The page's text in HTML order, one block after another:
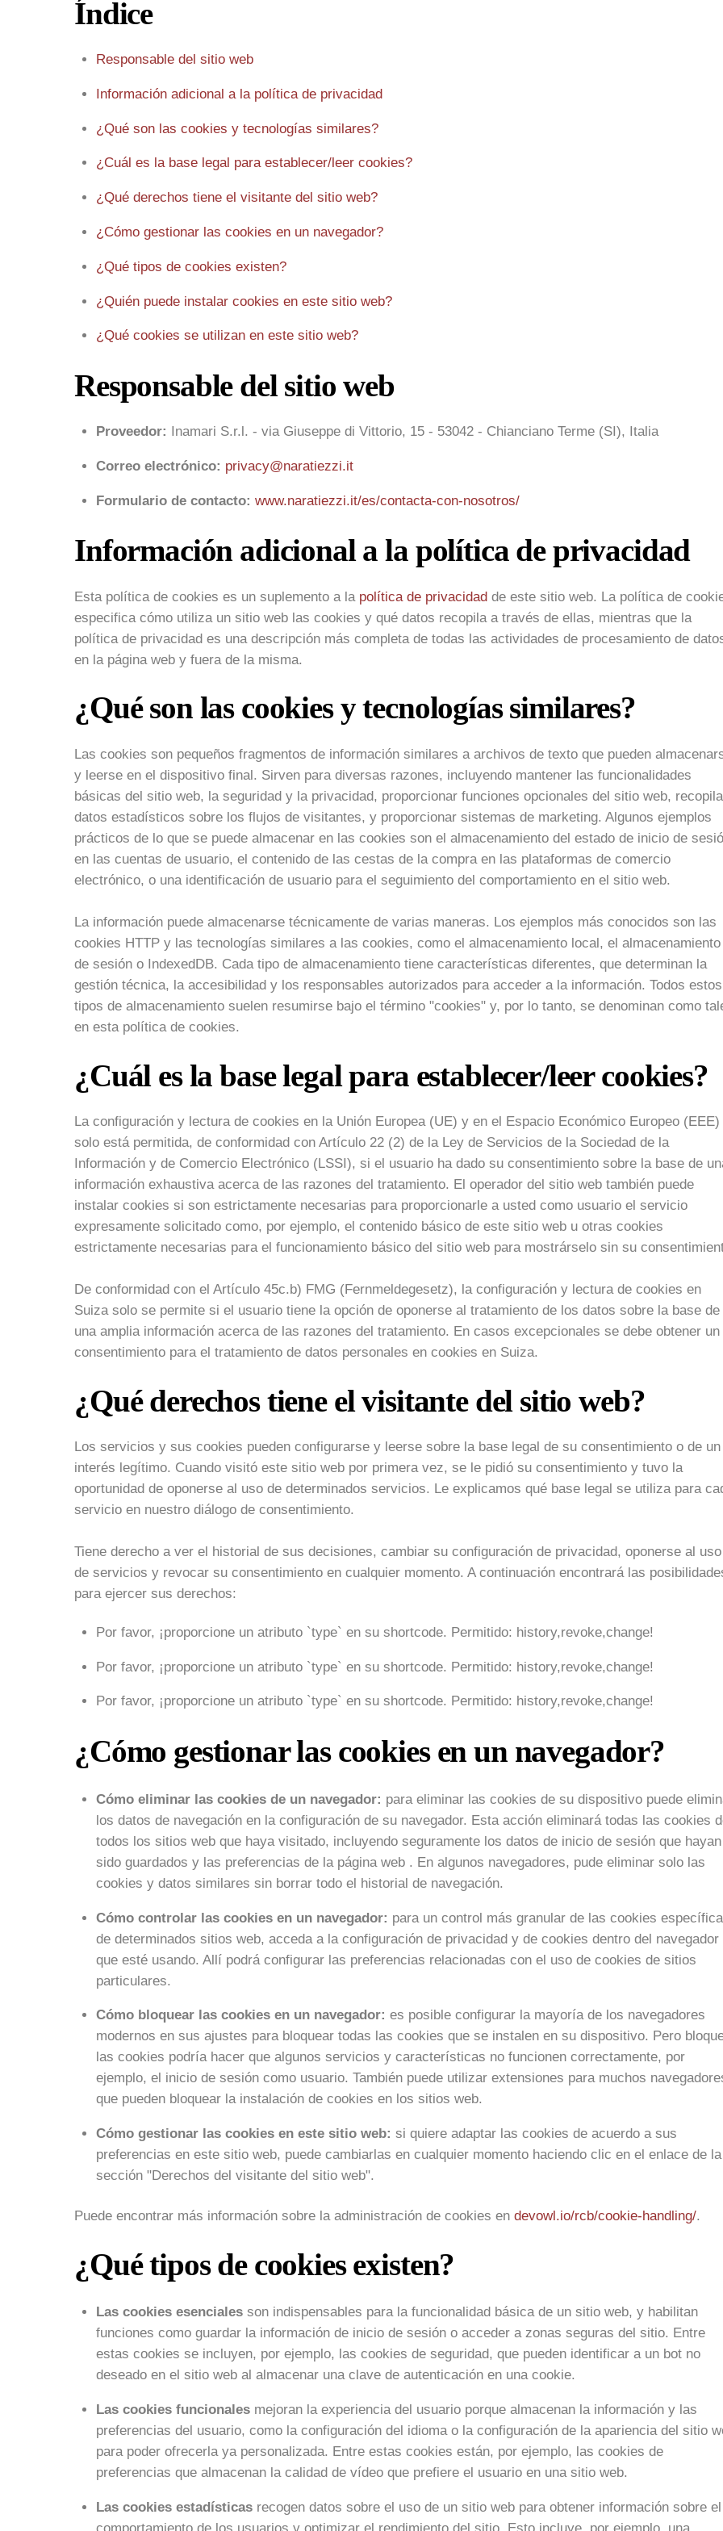
Índice
Responsable del sitio web
Información adicional a la política de privacidad
¿Qué son las cookies y tecnologías similares?
¿Cuál es la base legal para establecer/leer cookies?
¿Qué derechos tiene el visitante del sitio web?
¿Cómo gestionar las cookies en un navegador?
¿Qué tipos de cookies existen?
¿Quién puede instalar cookies en este sitio web?
¿Qué cookies se utilizan en este sitio web?
Responsable del sitio web
Proveedor: Inamari S.r.l. - via Giuseppe di Vittorio, 15 - 53042 - Chianciano Terme (SI), Italia
Correo electrónico: privacy@naratiezzi.it
Formulario de contacto: www.naratiezzi.it/es/contacta-con-nosotros/
Información adicional a la política de privacidad
Esta política de cookies es un suplemento a la política de privacidad de este sitio web. La política de
especifica cómo utiliza un sitio web las cookies y qué datos recopila a través de ellas, mientras que la
política de privacidad es una descripción más completa de todas las actividades de procesamiento de
en la página web y fuera de la misma.
¿Qué son las cookies y tecnologías similares?
Las cookies son pequeños fragmentos de información similares a archivos de texto que pueden
y leerse en el dispositivo final. Sirven para diversas razones, incluyendo mantener las funcionalidades
básicas del sitio web, la seguridad y la privacidad, proporcionar funciones opcionales del sitio web,
datos estadísticos sobre los flujos de visitantes, y proporcionar sistemas de marketing. Algunos ejemplos
prácticos de lo que se puede almacenar en las cookies son el almacenamiento del estado de inicio de
en las cuentas de usuario, el contenido de las cestas de la compra en las plataformas de comercio
electrónico, o una identificación de usuario para el seguimiento del comportamiento en el sitio web.
La información puede almacenarse técnicamente de varias maneras. Los ejemplos más conocidos son las
cookies HTTP y las tecnologías similares a las cookies, como el almacenamiento local, el almacenamiento
de sesión o IndexedDB. Cada tipo de almacenamiento tiene características diferentes, que determinan la
gestión técnica, la accesibilidad y los responsables autorizados para acceder a la información. Todos estos
tipos de almacenamiento suelen resumirse bajo el término "cookies" y, por lo tanto, se denominan como
en esta política de cookies.
¿Cuál es la base legal para establecer/leer cookies?
La configuración y lectura de cookies en la Unión Europea (UE) y en el Espacio Económico Europeo (EEE)
solo está permitida, de conformidad con Artículo 22 (2) de la Ley de Servicios de la Sociedad de la
Información y de Comercio Electrónico (LSSI), si el usuario ha dado su consentimiento sobre la base de
información exhaustiva acerca de las razones del tratamiento. El operador del sitio web también puede
instalar cookies si son estrictamente necesarias para proporcionarle a usted como usuario el servicio
expresamente solicitado como, por ejemplo, el contenido básico de este sitio web u otras cookies
estrictamente necesarias para el funcionamiento básico del sitio web para mostrárselo sin su
De conformidad con el Artículo 45c.b) FMG (Fernmeldegesetz), la configuración y lectura de cookies en
Suiza solo se permite si el usuario tiene la opción de oponerse al tratamiento de los datos sobre la base de
una amplia información acerca de las razones del tratamiento. En casos excepcionales se debe obtener un
consentimiento para el tratamiento de datos personales en cookies en Suiza.
¿Qué derechos tiene el visitante del sitio web?
Los servicios y sus cookies pueden configurarse y leerse sobre la base legal de su consentimiento o de un
interés legítimo. Cuando visitó este sitio web por primera vez, se le pidió su consentimiento y tuvo la
oportunidad de oponerse al uso de determinados servicios. Le explicamos qué base legal se utiliza para
servicio en nuestro diálogo de consentimiento.
Tiene derecho a ver el historial de sus decisiones, cambiar su configuración de privacidad, oponerse al uso
de servicios y revocar su consentimiento en cualquier momento. A continuación encontrará las
para ejercer sus derechos:
Por favor, ¡proporcione un atributo `type` en su shortcode. Permitido: history,revoke,change!
Por favor, ¡proporcione un atributo `type` en su shortcode. Permitido: history,revoke,change!
Por favor, ¡proporcione un atributo `type` en su shortcode. Permitido: history,revoke,change!
¿Cómo gestionar las cookies en un navegador?
Cómo eliminar las cookies de un navegador: para eliminar las cookies de su dispositivo puede
los datos de navegación en la configuración de su navegador. Esta acción eliminará todas las cookies
todos los sitios web que haya visitado, incluyendo seguramente los datos de inicio de sesión que hayan
sido guardados y las preferencias de la página web . En algunos navegadores, pude eliminar solo las
cookies y datos similares sin borrar todo el historial de navegación.
Cómo controlar las cookies en un navegador: para un control más granular de las cookies
de determinados sitios web, acceda a la configuración de privacidad y de cookies dentro del navegador
que esté usando. Allí podrá configurar las preferencias relacionadas con el uso de cookies de sitios
particulares.
Cómo bloquear las cookies en un navegador: es posible configurar la mayoría de los navegadores
modernos en sus ajustes para bloquear todas las cookies que se instalen en su dispositivo. Pero
las cookies podría hacer que algunos servicios y características no funcionen correctamente, por
ejemplo, el inicio de sesión como usuario. También puede utilizar extensiones para muchos
que pueden bloquear la instalación de cookies en los sitios web.
Cómo gestionar las cookies en este sitio web: si quiere adaptar las cookies de acuerdo a sus
preferencias en este sitio web, puede cambiarlas en cualquier momento haciendo clic en el enlace de la
sección "Derechos del visitante del sitio web".
Puede encontrar más información sobre la administración de cookies en devowl.io/rcb/cookie-handling/.
¿Qué tipos de cookies existen?
Las cookies esencialesson indispensables para la funcionalidad básica de un sitio web, y habilitan
funciones como guardar la información de inicio de sesión o acceder a zonas seguras del sitio. Entre
estas cookies se incluyen, por ejemplo, las cookies de seguridad, que pueden identificar a un bot no
deseado en el sitio web al almacenar una clave de autenticación en una cookie.
Las cookies funcionalesmejoran la experiencia del usuario porque almacenan la información y las
preferencias del usuario, como la configuración del idioma o la configuración de la apariencia del sitio
para poder ofrecerla ya personalizada. Entre estas cookies están, por ejemplo, las cookies de
preferencias que almacenan la calidad de vídeo que prefiere el usuario en una sitio web.
Las cookies estadísticasrecogen datos sobre el uso de un sitio web para obtener información sobre el